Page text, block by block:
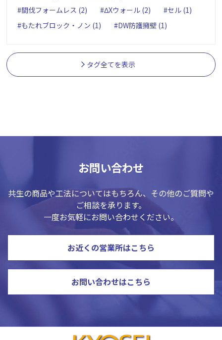
#間伐フォームレス (2)
#ΔXウォール (2)
#セル (1)
#もたれブロック・ノン (1)
#DW防護擁壁 (1)
タグ全てを表示
お問い合わせ
共生の商品や工法についてはもちろん、その他のご質問や
ご相談を承ります。
一度お気軽にお問い合わせください。
お近くの営業所はこちら
お問い合わせはこちら